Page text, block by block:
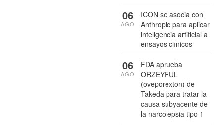
ICON se asocia con
Anthropic para aplicar
inteligencia artificial a
ensayos clínicos
06
AGO
FDA aprueba
ORZEYFUL
(oveporexton) de
Takeda para tratar la
causa subyacente de
la narcolepsia tipo 1
06
AGO